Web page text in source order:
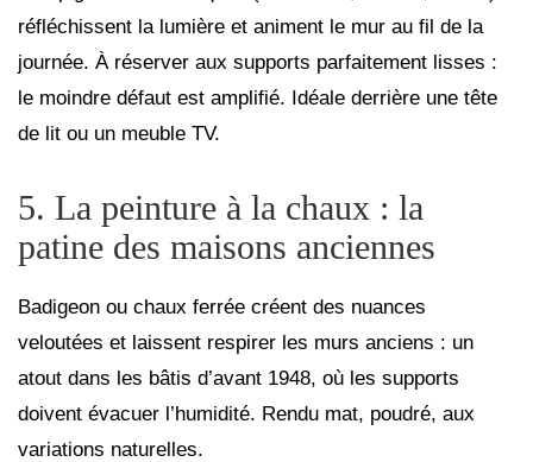
réfléchissent la lumière et animent le mur au fil de la
journée. À réserver aux supports parfaitement lisses :
le moindre défaut est amplifié. Idéale derrière une tête
de lit ou un meuble TV.
5. La peinture à la chaux : la
patine des maisons anciennes
Badigeon ou chaux ferrée créent des nuances
veloutées et laissent respirer les murs anciens : un
atout dans les bâtis d’avant 1948, où les supports
doivent évacuer l’humidité. Rendu mat, poudré, aux
variations naturelles.